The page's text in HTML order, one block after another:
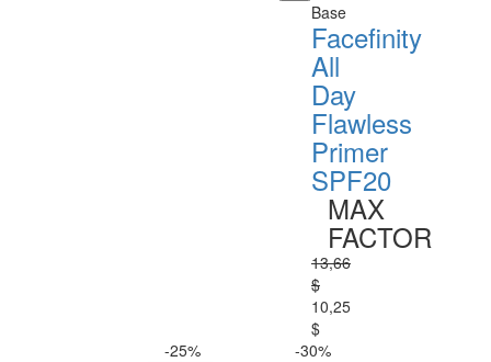
Base
Facefinity
All
Day
Flawless
Primer
SPF20
MAX
FACTOR
13,66
$
10,25
$
-25%
-30%